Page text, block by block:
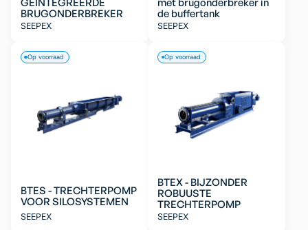
GEÏNTEGREERDE
BRUGONDERBREKER
SEEPEX
met brugonderbreker in
de buffertank
SEEPEX
BTES - TRECHTERPOMP
VOOR SILOSYSTEMEN
SEEPEX
Op voorraad
BTEX - BIJZONDER
ROBUUSTE
TRECHTERPOMP
SEEPEX
Op voorraad